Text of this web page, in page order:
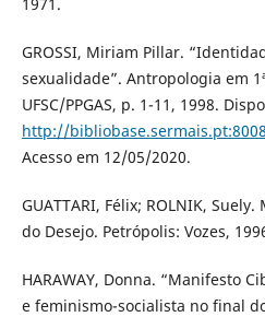
GROSSI, Miriam Pillar.
sexualidade”. Antropologia em
UFSC/PPGAS, p. 1-11, 1998.
http://
Acesso em 12/05/2020.
GUATTARI, Félix; ROLNIK,
do Desejo. Petrópolis: Vozes,
HARAWAY, Donna. “Manifesto
e feminismo-socialista no final